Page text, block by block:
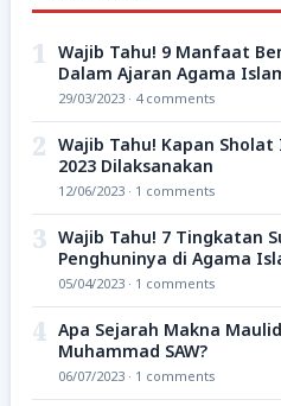
1 Wajib Tahu! 9 Manfaat
Dalam Ajaran Agama
29/03/2023 · 4 comments
2 Wajib Tahu! Kapan Sholat
2023 Dilaksanakan
12/06/2023 · 1 comments
3 Wajib Tahu! 7 Tingkatan
Penghuninya di Agama
05/04/2023 · 1 comments
4 Apa Sejarah Makna
Muhammad SAW?
06/07/2023 · 1 comments